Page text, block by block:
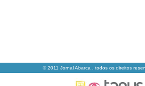
© 2011 Jornal Abarca , todos os direitos